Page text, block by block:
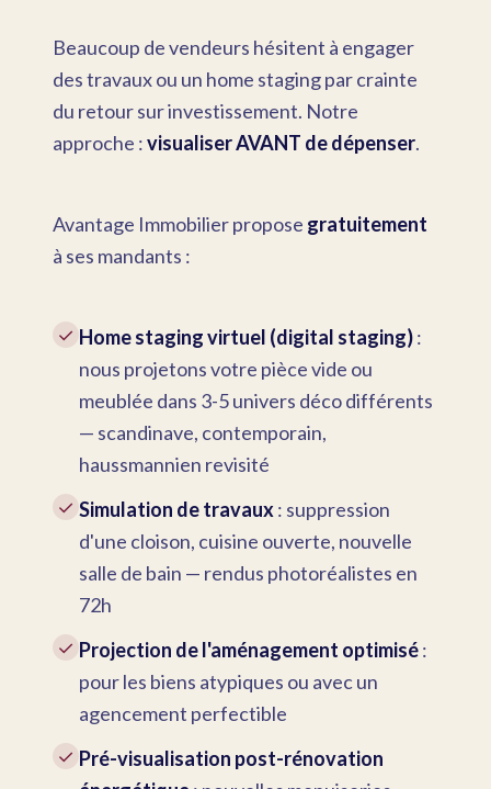
Beaucoup de vendeurs hésitent à engager
des travaux ou un home staging par crainte
du retour sur investissement. Notre
approche :visualiser AVANT de dépenser.
Avantage Immobilier propose gratuitement
à ses mandants :
✓ Home staging virtuel (digital staging):
nous projetons votre pièce vide ou
meublée dans 3-5 univers déco différents
— scandinave, contemporain,
haussmannien revisité
✓ Simulation de travaux: suppression
d'une cloison, cuisine ouverte, nouvelle
salle de bain — rendus photoréalistes en
72h
✓ Projection de l'aménagement optimisé:
pour les biens atypiques ou avec un
agencement perfectible
✓ Pré-visualisation post-rénovation